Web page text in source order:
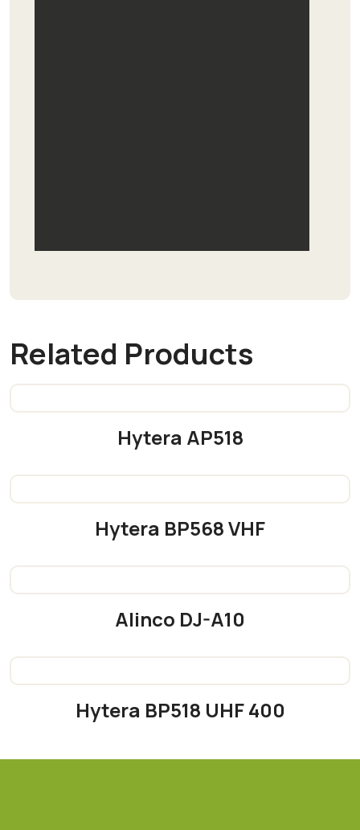
Related Products
READ MORE
Hytera AP518
READ MORE
Hytera BP568 VHF
READ MORE
Alinco DJ-A10
READ MORE
Hytera BP518 UHF 400